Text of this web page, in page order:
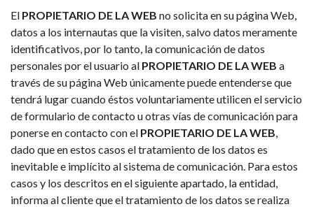
El PROPIETARIO DE LA WEB no solicita en su página Web,
datos a los internautas que la visiten, salvo datos meramente
identificativos, por lo tanto, la comunicación de datos
personales por el usuario al PROPIETARIO DE LA WEB a
través de su página Web únicamente puede entenderse que
tendrá lugar cuando éstos voluntariamente utilicen el servicio
de formulario de contacto u otras vías de comunicación para
ponerse en contacto con el PROPIETARIO DE LA WEB,
dado que en estos casos el tratamiento de los datos es
inevitable e implícito al sistema de comunicación. Para estos
casos y los descritos en el siguiente apartado, la entidad,
informa al cliente que el tratamiento de los datos se realiza